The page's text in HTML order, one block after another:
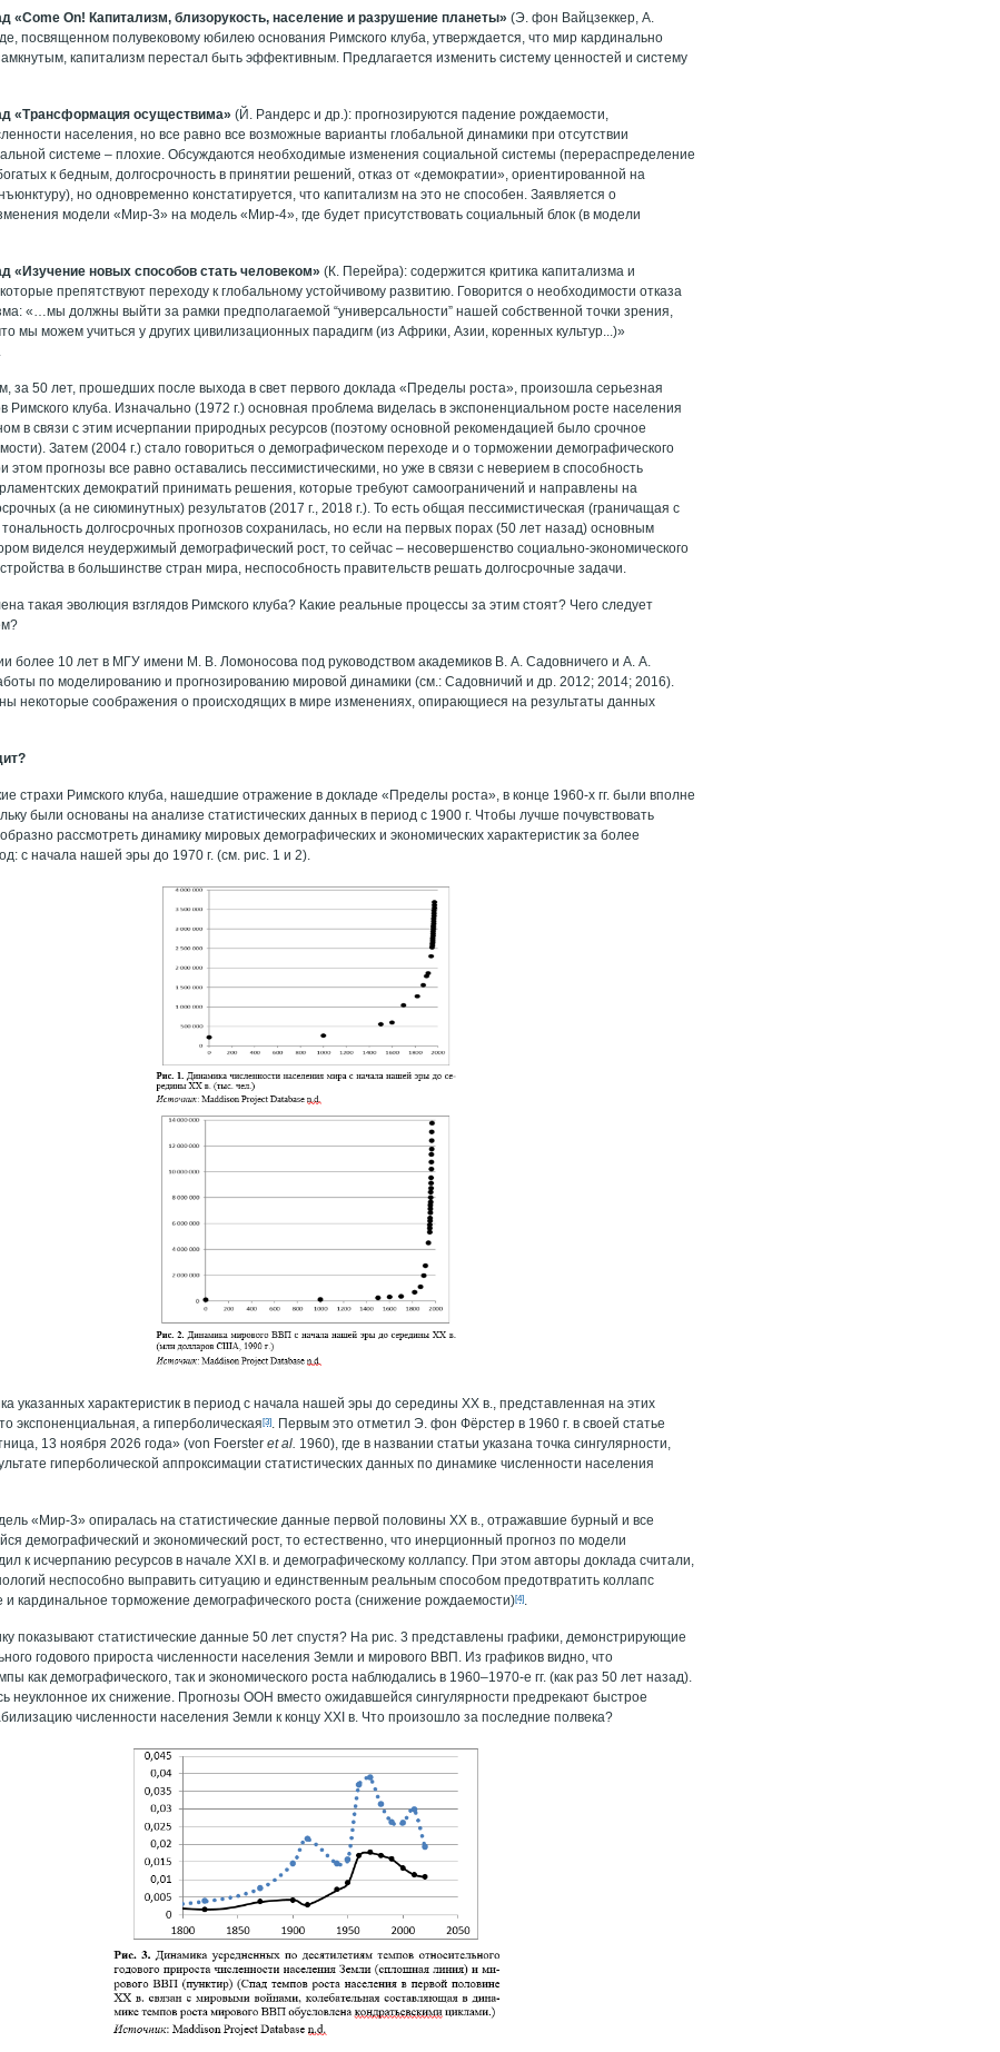
«Come On! Капитализм, близорукость, население и разрушение планеты» (Э. фон Вайцзеккер, А.
посвященном полувековому юбилею основания Римского клуба, утверждается, что мир кардинально
капитализм перестал быть эффективным. Предлагается изменить систему ценностей и систему
«Трансформация осуществима» (Й. Рандерс и др.): прогнозируются падение рождаемости,
населения, но все равно все возможные варианты глобальной динамики при отсутствии
системе – плохие. Обсуждаются необходимые изменения социальной системы (перераспределение
к бедным, долгосрочность в принятии решений, отказ от «демократии», ориентированной на
но одновременно констатируется, что капитализм на это не способен. Заявляется о
модели «Мир-3» на модель «Мир-4», где будет присутствовать социальный блок (в модели
«Изучение новых способов стать человеком»(К. Перейра): содержится критика капитализма и
препятствуют переходу к глобальному устойчивому развитию. Говорится о необходимости отказа
«…мы должны выйти за рамки предполагаемой “универсальности” нашей собственной точки зрения,
мы можем учиться у других цивилизационных парадигм (из Африки, Азии, коренных культур...)»
за 50 лет, прошедших после выхода в свет первого доклада «Пределы роста», произошла серьезная
Римского клуба. Изначально (1972 г.) основная проблема виделась в экспоненциальном росте населения
в связи с этим исчерпании природных ресурсов (поэтому основной рекомендацией было срочное
Затем (2004 г.) стало говориться о демографическом переходе и о торможении демографического
этом прогнозы все равно оставались пессимистическими, но уже в связи с неверием в способность
демократий принимать решения, которые требуют самоограничений и направлены на
(а не сиюминутных) результатов (2017 г., 2018 г.). То есть общая пессимистическая (граничащая с
долгосрочных прогнозов сохранилась, но если на первых порах (50 лет назад) основным
виделся неудержимый демографический рост, то сейчас – несовершенство социально-экономического
в большинстве стран мира, неспособность правительств решать долгосрочные задачи.
такая эволюция взглядов Римского клуба? Какие реальные процессы за этим стоят? Чего следует
более 10 лет в МГУ имени М. В. Ломоносова под руководством академиков В. А. Садовничего и А. А.
по моделированию и прогнозированию мировой динамики (см.: Садовничий и др. 2012; 2014; 2016).
некоторые соображения о происходящих в мире изменениях, опирающиеся на результаты данных
страхи Римского клуба, нашедшие отражение в докладе «Пределы роста», в конце 1960-х гг. были вполне
были основаны на анализе статистических данных в период с 1900 г. Чтобы лучше почувствовать
рассмотреть динамику мировых демографических и экономических характеристик за более
с начала нашей эры до 1970 г. (см. рис. 1 и 2).
указанных характеристик в период с начала нашей эры до середины ХХ в., представленная на этих
экспоненциальная, а гиперболическая[3]. Первым это отметил Э. фон Фёрстер в 1960 г. в своей статье
13 ноября 2026 года» (von Foersteret al. 1960), где в названии статьи указана точка сингулярности,
гиперболической аппроксимации статистических данных по динамике численности населения
«Мир-3» опиралась на статистические данные первой половины XX в., отражавшие бурный и все
демографический и экономический рост, то естественно, что инерционный прогноз по модели
к исчерпанию ресурсов в начале XXI в. и демографическому коллапсу. При этом авторы доклада считали,
неспособно выправить ситуацию и единственным реальным способом предотвратить коллапс
и кардинальное торможение демографического роста (снижение рождаемости)[4].
показывают статистические данные 50 лет спустя? На рис. 3 представлены графики, демонстрирующие
годового прироста численности населения Земли и мирового ВВП. Из графиков видно, что
как демографического, так и экономического роста наблюдались в 1960–1970-е гг. (как раз 50 лет назад).
неуклонное их снижение. Прогнозы ООН вместо ожидавшейся сингулярности предрекают быстрое
численности населения Земли к концу XXI в. Что произошло за последние полвека?